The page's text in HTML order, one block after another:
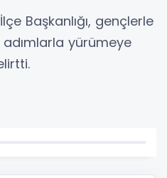
Başkanlığı, gençlerle
yürümeye